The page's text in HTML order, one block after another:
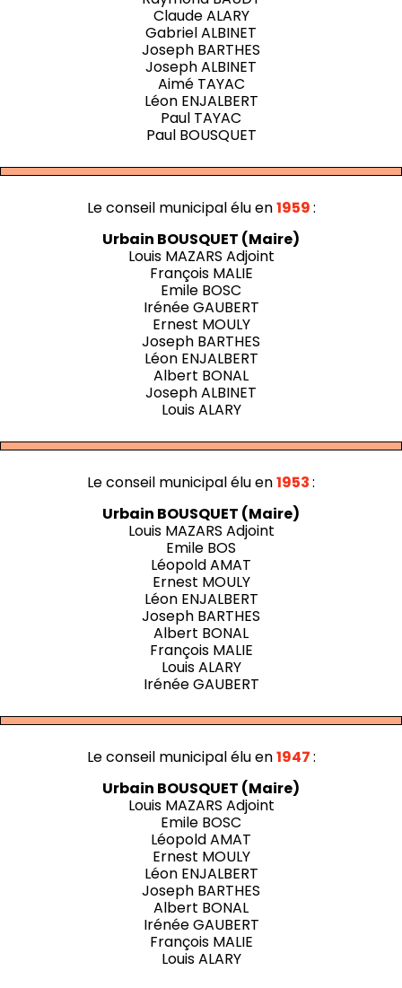
Claude ALARY
Gabriel ALBINET
Joseph BARTHES
Joseph ALBINET
Aimé TAYAC
Léon ENJALBERT
Paul TAYAC
Paul BOUSQUET
Le conseil municipal élu en1959:
Urbain BOUSQUET (Maire)
Louis MAZARS Adjoint
François MALIE
Emile BOSC
Irénée GAUBERT
Ernest MOULY
Joseph BARTHES
Léon ENJALBERT
Albert BONAL
Joseph ALBINET
Louis ALARY
Le conseil municipal élu en1953:
Urbain BOUSQUET (Maire)
Louis MAZARS Adjoint
Emile BOS
Léopold AMAT
Ernest MOULY
Léon ENJALBERT
Joseph BARTHES
Albert BONAL
François MALIE
Louis ALARY
Irénée GAUBERT
Le conseil municipal élu en1947:
Urbain BOUSQUET (Maire)
Louis MAZARS Adjoint
Emile BOSC
Léopold AMAT
Ernest MOULY
Léon ENJALBERT
Joseph BARTHES
Albert BONAL
Irénée GAUBERT
François MALIE
Louis ALARY